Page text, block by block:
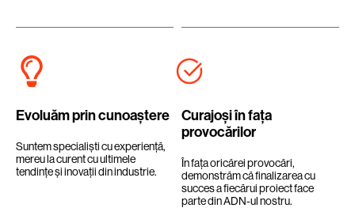
Evoluăm prin cunoaștere
Suntem specialiști cu experiență,
mereu la curent cu ultimele
tendințe și inovații din industrie.
Curajoși în fața
provocărilor
În fața oricărei provocări,
demonstrăm că finalizarea cu
succes a fiecărui proiect face
parte din ADN-ul nostru.